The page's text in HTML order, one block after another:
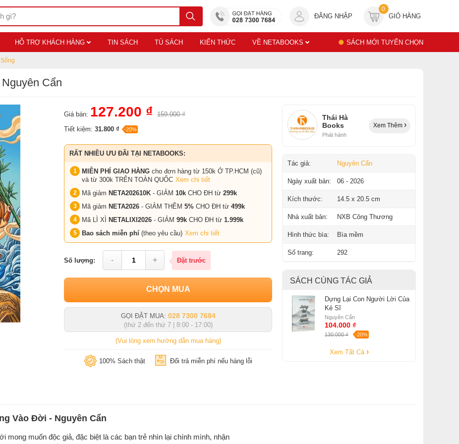
ĐĂNG NHẬP
0
GIỎ HÀNG
HỖ TRỢ KHÁCH HÀNG TIN SÁCH TỦ SÁCH KIẾN THỨC VỀ NETABOOKS SÁCH MỚI TUYỂN CHỌN
Cẩn
Giá bán: 127.200 ₫
159.000 ₫
Tiết kiệm: 31.800 ₫ -20%
RẤT NHIỀU ƯU ĐÃI TẠI NETABOOKS:
MIỄN PHÍ GIAO HÀNG cho đơn hàng từ 150k Ở TP.HCM (cũ)
và từ 300k TRÊN TOÀN QUỐC Xem chi tiết
Mã giảm NETA202610K - GIẢM 10k CHO ĐH từ 299k
Mã giảm NETA2026 - GIẢM THÊM 5% CHO ĐH từ 499k
Mã LÌ XÌ
NETALIXI2026 - GIẢM 99k CHO ĐH từ 1.999k
Bao sách miễn phí (theo yêu cầu) Xem chi tiết
Số lượng: - + Đặt trước
CHỌN MUA
GỌI ĐẶT MUA: 028 7300 7684
(thứ 2 đến thứ 7 | 8:00 - 17:00)
(Vui lòng xem hướng dẫn mua hàng)
100% Sách thật Đổi trả miễn phí nếu hàng lỗi
Thái Hà
Books
Phát hành
Xem Thêm
Tác giả: Nguyên Cẩn
Ngày xuất bản: 06 - 2026
Kích thước: 14.5 x 20.5 cm
Nhà xuất bản: NXB Công Thương
Hình thức bìa: Bìa mềm
Số trang: 292
SÁCH CÙNG TÁC GIẢ
Dựng Lại Con Người Lời Của
Kẻ Sĩ
Nguyên Cẩn
104.000 ₫
130.000 ₫ -20%
Xem Tất Cả
Vào Đời - Nguyên Cẩn
mong muốn độc giả, đặc biệt là các bạn trẻ nhìn lại chính mình, nhận